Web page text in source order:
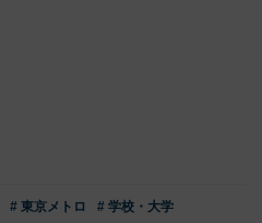
# 東京メトロ
# 学校・大学